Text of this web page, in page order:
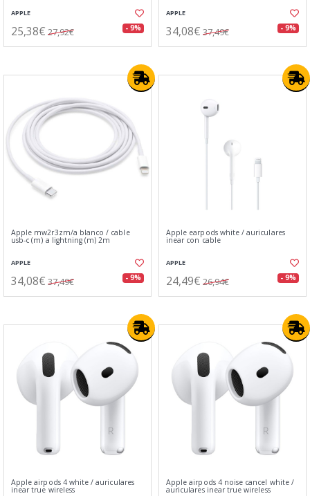
APPLE
25,38€ 27,92€ - 9%
APPLE
34,08€ 37,49€ - 9%
Apple mw2r3zm/a blanco / cable
usb-c (m) a lightning (m) 2m
APPLE
34,08€ 37,49€ - 9%
Apple earpods white / auriculares
inear con cable
APPLE
24,49€ 26,94€ - 9%
Apple airpods 4 white / auriculares
inear true wireless
Apple airpods 4 noise cancel white /
auriculares inear true wireless